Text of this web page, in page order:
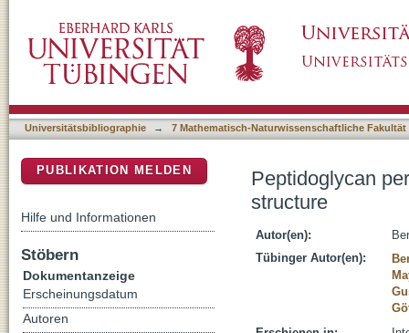
Universitätsbibliographie → 7 Mathematisch-Naturwissenschaftliche Fakultät
Peptidoglycan
structure
Autor(en):
Tübinger Autor(en):
PUBLIKATION MELDEN
Hilfe und Informationen
Stöbern
Dokumentanzeige
Erscheinungsdatum
Autoren